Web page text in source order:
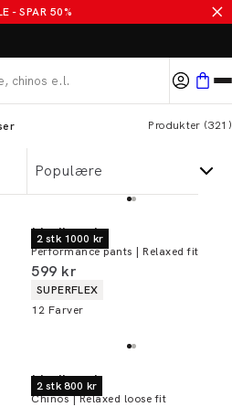
- SPAR 50%
Produkter (321 )
2 stk 1000 kr
Lindbergh
Performance pants | Relaxed fit
I alt (inkl. rabat)
599 kr
Produkt egenskaber
SUPERFLEX
12 Farver
2 stk 800 kr
Lindbergh
Chinos | Relaxed loose fit